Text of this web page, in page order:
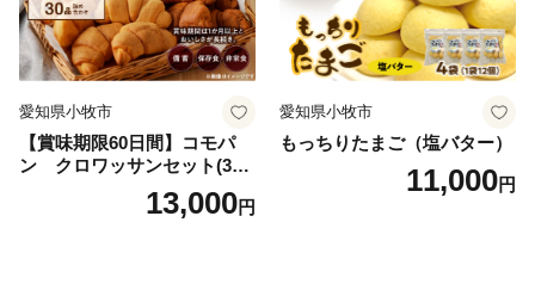
愛知県小牧市
【賞味期限60日間】コモパ
ン クロワッサンセット(30
個入り)／災害用備蓄 保存食
非常食 防災グッズにも
13,000円
愛知県小牧市
もっちりたまご（塩バター）
11,000円